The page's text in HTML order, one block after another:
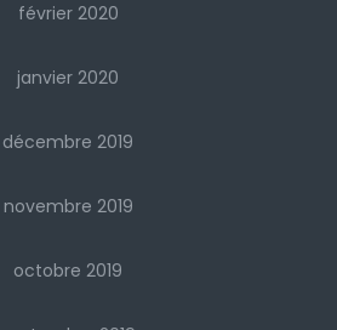
février 2020
janvier 2020
décembre 2019
novembre 2019
octobre 2019